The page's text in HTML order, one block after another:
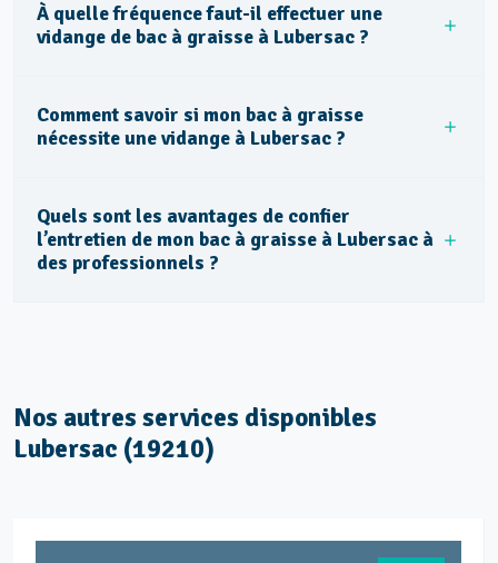
À quelle fréquence faut-il effectuer une
vidange de bac à graisse à Lubersac ?
Comment savoir si mon bac à graisse
nécessite une vidange à Lubersac ?
Quels sont les avantages de confier
l’entretien de mon bac à graisse à Lubersac à
des professionnels ?
Nos autres services disponibles
Lubersac (19210)